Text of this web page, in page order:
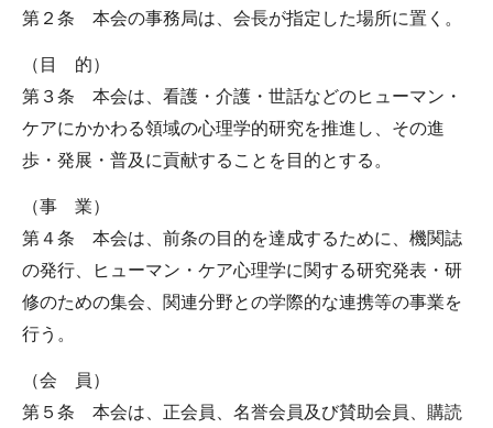
第２条 本会の事務局は、会長が指定した場所に置く。
（目 的）
第３条 本会は、看護・介護・世話などのヒューマン・
ケアにかかわる領域の心理学的研究を推進し、その進
歩・発展・普及に貢献することを目的とする。
（事 業）
第４条 本会は、前条の目的を達成するために、機関誌
の発行、ヒューマン・ケア心理学に関する研究発表・研
修のための集会、関連分野との学際的な連携等の事業を
行う。
（会 員）
第５条 本会は、正会員、名誉会員及び賛助会員、購読